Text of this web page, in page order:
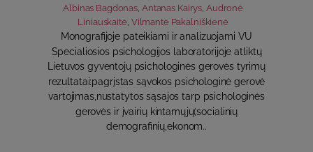
Albinas Bagdonas Antanas Kairys Audronė
Liniauskaitė Vilmantė Pakalniškienė
Monografijoje pateikiami ir analizuojami VU
Specialiosios psichologijos laboratorijoje atliktų
Lietuvos gyventojų psichologinės gerovės tyrimų
rezultatai:pagrįstas sąvokos psichologinė gerovė
vartojimas,nustatytos sąsajos tarp psichologinės
gerovės ir įvairių kintamųjų(socialinių
demografinių,ekonom..